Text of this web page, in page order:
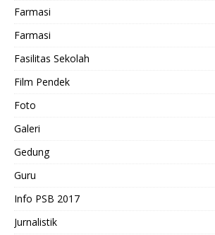
Farmasi
Farmasi
Fasilitas Sekolah
Film Pendek
Foto
Galeri
Gedung
Guru
Info PSB 2017
Jurnalistik